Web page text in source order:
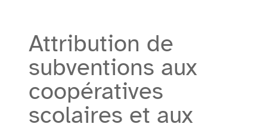
Attribution de
subventions aux
coopératives
scolaires et aux